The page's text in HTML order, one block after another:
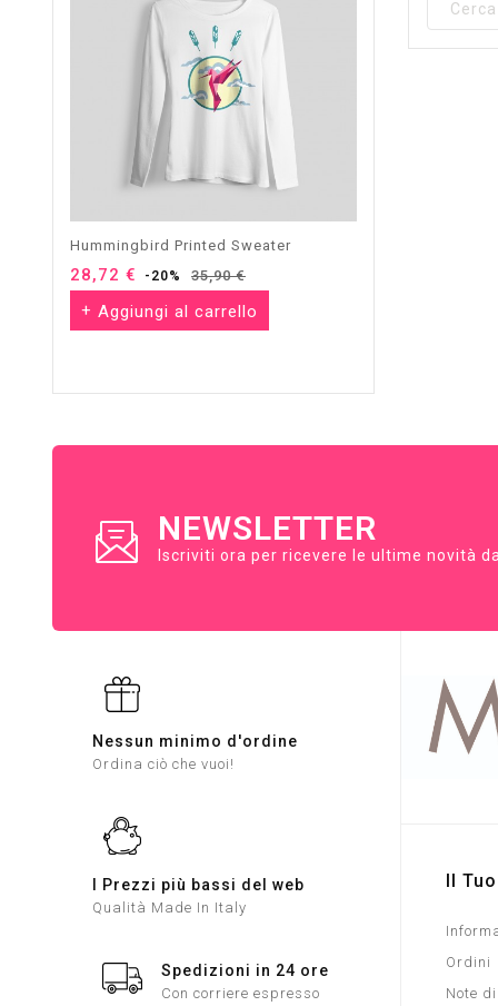
Hummingbird Printed Sweater
28,72 €
Prezzo
base
-20% 35,90 €Prezzo
Aggiungi al carrello
NEWSLETTER
Iscriviti ora per ricevere le ultime novità
Nessun minimo d'ordine
Ordina ciò che vuoi!
I Prezzi più bassi del web
Qualità Made In Italy
Spedizioni in 24 ore
Con corriere espresso
Il
Ordini
Note